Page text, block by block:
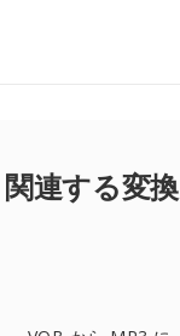
関連する変換